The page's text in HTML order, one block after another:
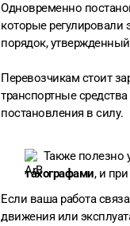
Одновременно
которые регулировали
порядок,
Перевозчикам стоит
транспортные
постановления в силу.
Также полезно
тахографами, и
Если ваша работа
движения или